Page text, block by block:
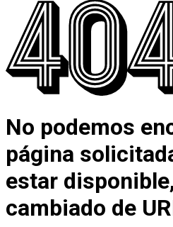
No podemos
página
estar
cambiado de